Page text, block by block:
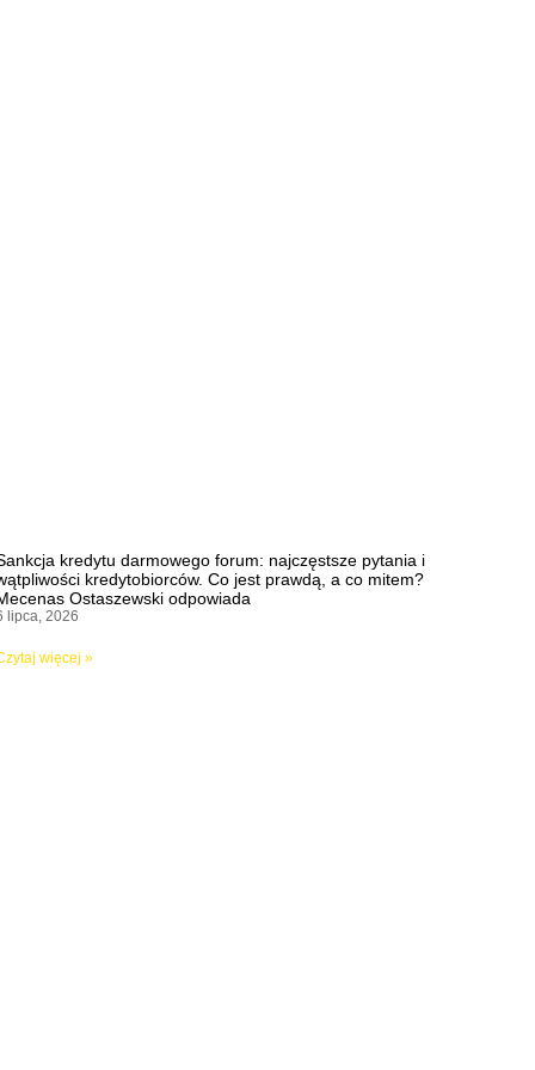
kredytu darmowego forum: najczęstsze pytania i
kredytobiorców. Co jest prawdą, a co mitem?
Ostaszewski odpowiada
lipca, 2026
więcej »